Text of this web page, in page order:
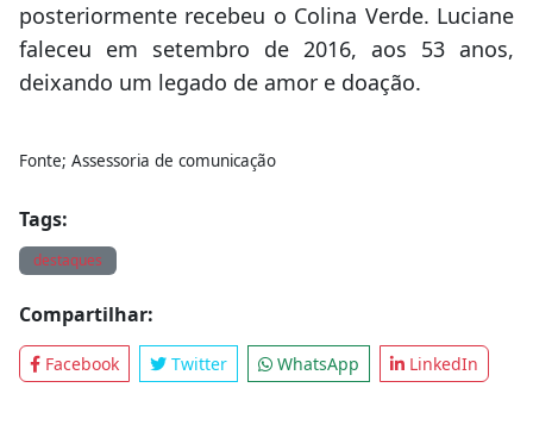
posteriormente recebeu o Colina Verde. Luciane
faleceu em setembro de 2016, aos 53 anos,
deixando um legado de amor e doação.
Fonte; Assessoria de comunicação
Tags:
destaques
Compartilhar:
Facebook Twitter WhatsApp LinkedIn